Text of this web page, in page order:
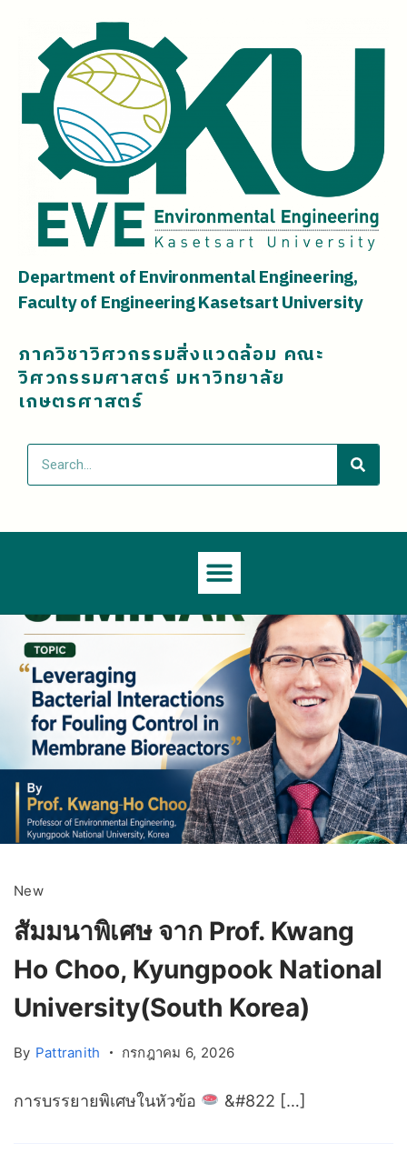
Department of Environmental Engineering,
Faculty of Engineering Kasetsart University
ภาควิชาวิศวกรรมสิ่งแวดล้อม คณะ
วิศวกรรมศาสตร์ มหาวิทยาลัย
เกษตรศาสตร์
New
สัมมนาพิเศษ จาก Prof. Kwang
Ho Choo, Kyungpook National
University(South Korea)
By Pattranith กรกฎาคม 6, 2026
การบรรยายพิเศษในหัวข้อ &#822 […]